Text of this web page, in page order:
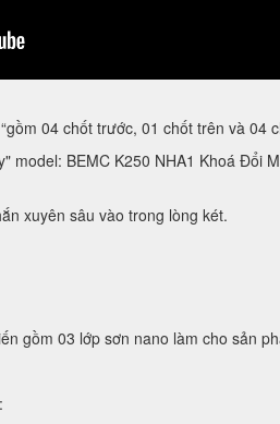
04 chốt trước, 01 chốt trên và 04
model: BEMC K250 NHA1 Khoá
xuyên sâu vào trong lòng két.
gồm 03 lớp sơn nano làm cho sản